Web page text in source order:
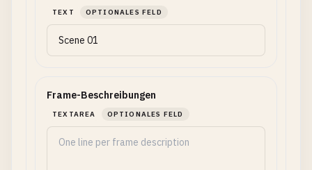
TEXT OPTIONALES FELD
Frame-Beschreibungen
TEXTAREA OPTIONALES FELD